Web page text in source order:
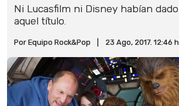
Ni Lucasfilm ni Disney habían
aquel título.
Por Equipo Rock&Pop 23 Ago, 2017. 12:46